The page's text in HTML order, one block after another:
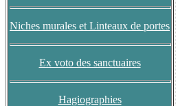
Niches murales et Linteaux de portes
Ex voto des sanctuaires
Hagiographies